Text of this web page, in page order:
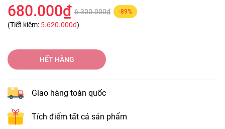
680.000₫ 6.300.000₫ -89%
(Tiết kiệm: 5.620.000₫)
HẾT HÀNG
Giao hàng toàn quốc
Tích điểm tất cả sản phẩm